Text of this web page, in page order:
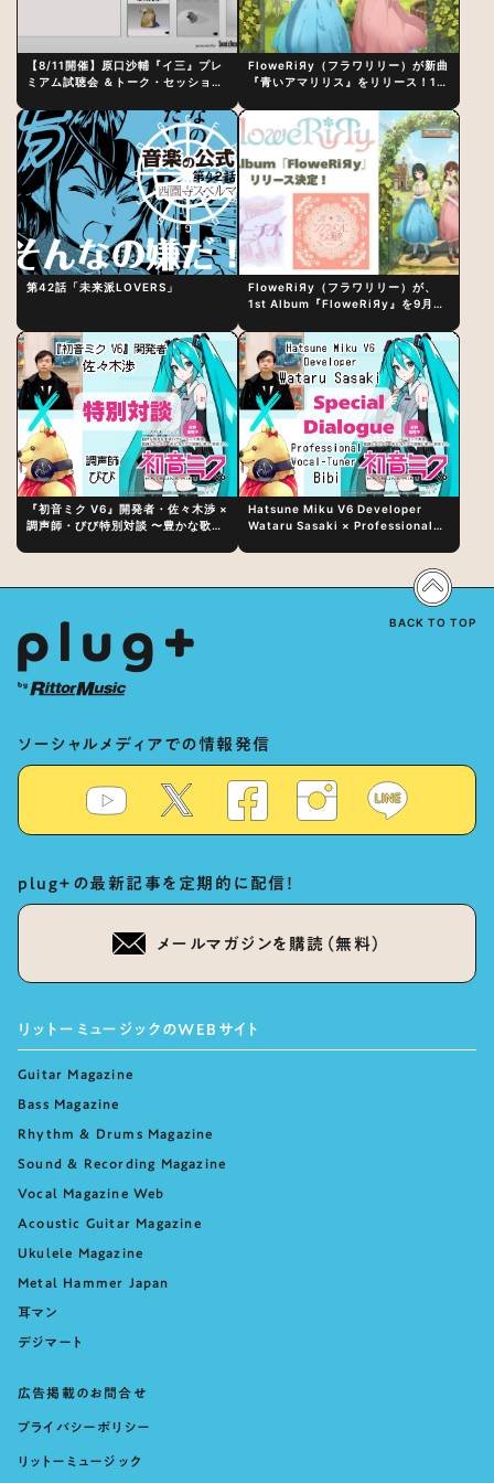
【8/11開催】原口沙輔『イ三』プレ
ミアム試聴会 ＆トーク・セッション
制作秘話
FloweRiЯy（フラワリリー）が新曲
『青いアマリリス』をリリース！1st
第42話「未来派LOVERS」
FloweRiЯy（フラワリリー）が、
1st Album『FloweRiЯy』を9月23
『初音ミク V6』開発者・佐々木渉 ×
調声師・びび特別対談 〜豊かな歌声
Hatsune Miku V6 Developer
Wataru Sasaki × Professional
Vocal Expression Lies in “Love
for the singing characters” and
ソーシャルメディアでの情報発信
plug+の最新記事を定期的に配信！
メールマガジンを購読（無料）
リットーミュージックのWEBサイト
Guitar Magazine
Bass Magazine
Rhythm & Drums Magazine
Sound & Recording Magazine
Vocal Magazine Web
Acoustic Guitar Magazine
Ukulele Magazine
Metal Hammer Japan
耳マン
デジマート
広告掲載のお問合せ
プライバシーポリシー
リットーミュージック
BACK TO TOP